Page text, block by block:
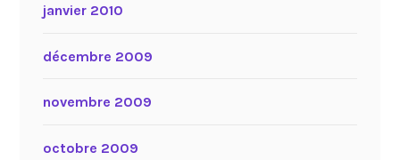
janvier 2010
décembre 2009
novembre 2009
octobre 2009